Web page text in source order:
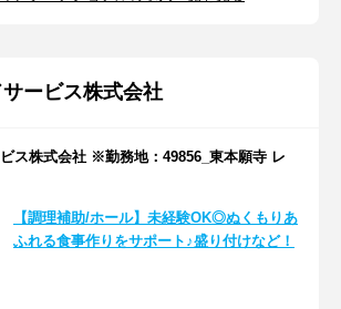
ービス株式会社
ス株式会社 ※勤務地：49856_東本願寺 レ
【調理補助/ホール】未経験OK◎ぬくもりあ
ふれる食事作りをサポート♪盛り付けなど！